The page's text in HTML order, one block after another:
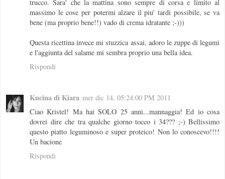
trucco. Sara' che la mattina sono sempre di corsa e limito al
massimo le cose per potermi alzare il piu' tardi possibile, se va
bene (ma proprio bene!!) vado di crema idratante ;-)))
Questa ricettina invece mi stuzzica assai, adoro le zuppe di legumi
e l'aggiunta del salame mi sembra proprio una bella idea.
Rispondi
Kucina di Kiara mer dic 14, 05:24:00 PM 2011
Ciao Kristel! Ma hai SOLO 25 anni...mannaggia! Ed io cosa
dovrei dire che tra qualche giorno tocco i 34??? ;-) Bellissimo
questo piatto leguminoso e super proteico! Non lo conoscevo!!!!
Un bacione
Rispondi